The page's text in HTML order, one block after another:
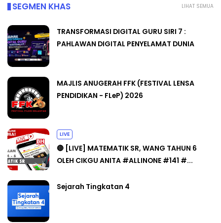
LIHAT SEMUA
SEGMEN KHAS
TRANSFORMASI DIGITAL GURU SIRI 7 :
PAHLAWAN DIGITAL PENYELAMAT DUNIA
MAJLIS ANUGERAH FFK (FESTIVAL LENSA
PENDIDIKAN - FLeP) 2026
LIVE
🔴 [LIVE] MATEMATIK SR, WANG TAHUN 6
OLEH CIKGU ANITA #ALLINONE #141 #...
Sejarah Tingkatan 4